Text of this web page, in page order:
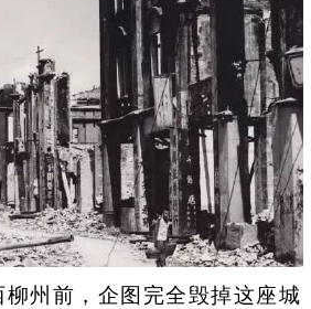
柳州前，企图完全毁掉这座城